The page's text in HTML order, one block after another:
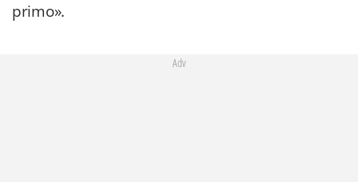
primo».
Adv